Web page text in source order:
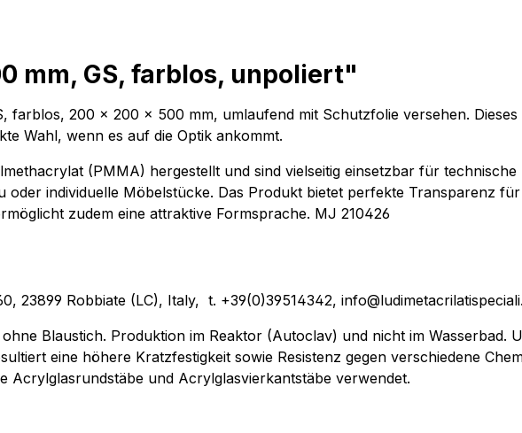
mm, GS, farblos, unpoliert"
farblos, 200 x 200 x 500 mm, umlaufend mit Schutzfolie versehen.
Wahl, wenn es auf die Optik ankommt.
(PMMA) hergestellt und sind vielseitig einsetzbar für
individuelle Möbelstücke. Das Produkt bietet perfekte Transparenz
zudem eine attraktive Formsprache. MJ 210426
23899 Robbiate (LC), Italy, t. +39(0)39514342,
Blaustich. Produktion im Reaktor (Autoclav) und nicht im Wasserbad.
eine höhere Kratzfestigkeit sowie Resistenz gegen verschiedene
Acrylglasrundstäbe und Acrylglasvierkantstäbe verwendet.